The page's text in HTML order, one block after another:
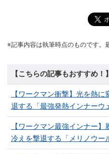
※記事内容は執筆時点のものです。
【こちらの記事もおすすめ！】
【ワークマン衝撃】光を熱
退する「最強発熱インナーウ
【ワークマン最強インナー
冷えを撃退する「メリノウー